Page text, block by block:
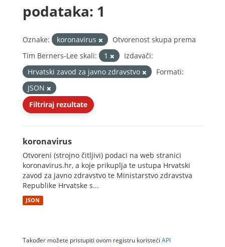
podataka: 1
Oznake: koronavirus
Otvorenost skupa prema
Tim Berners-Lee skali:
1
Izdavači:
Hrvatski zavod za javno zdravstvo
Formati:
JSON
Filtriraj rezultate
koronavirus
Otvoreni (strojno čitljivi) podaci na web stranici
koronavirus.hr, a koje prikuplja te ustupa Hrvatski
zavod za javno zdravstvo te Ministarstvo zdravstva
Republike Hrvatske s...
JSON
Također možete pristupiti ovom registru koristeći API